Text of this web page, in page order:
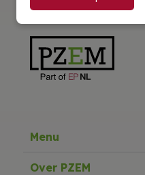
Menu
Over PZEM